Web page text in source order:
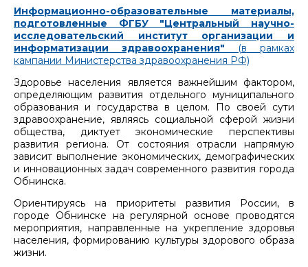
Информационно-образовательные материалы,
подготовленные ФГБУ "Центральный научно-
исследовательский институт организации и
информатизации здравоохранения"
(в рамках
кампании Министерства здравоохранения РФ)
Здоровье населения является важнейшим фактором,
определяющим развития отдельного муниципального
образования и государства в целом. По своей сути
здравоохранение, являясь социальной сферой жизни
общества, диктует экономические перспективы
развития региона. От состояния отрасли напрямую
зависит выполнение экономических, демографических
и инновационных задач современного развития города
Обнинска.
Ориентируясь на приоритеты развития России, в
городе Обнинске на регулярной основе проводятся
мероприятия, направленные на укрепление здоровья
населения, формированию культуры здорового образа
жизни.